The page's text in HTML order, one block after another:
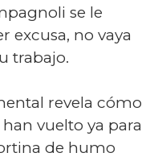
se le
excusa, no vaya
trabajo.
revela cómo
vuelto ya para
de humo